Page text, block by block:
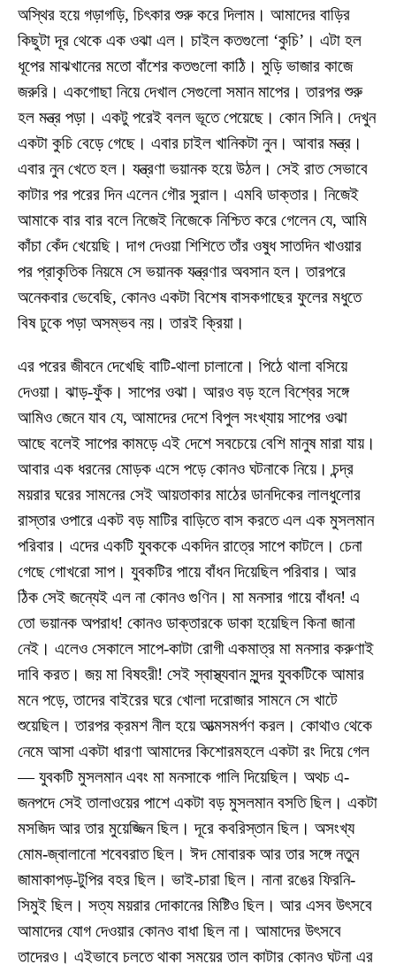
অস্থির হয়ে গড়াগড়ি, চিৎকার শুরু করে দিলাম। আমাদের বাড়ির
কিছুটা দূর থেকে এক ওঝা এল। চাইল কতগুলো ‘কুচি’। এটা হল
ধূপের মাঝখানের মতো বাঁশের কতগুলো কাঠি। মুড়ি ভাজার কাজে
জরুরি। একগোছা নিয়ে দেখাল সেগুলো সমান মাপের। তারপর শুরু
হল মন্ত্র পড়া। একটু পরেই বলল ভূতে পেয়েছে। কোন সিনি। দেখুন
একটা কুচি বেড়ে গেছে। এবার চাইল খানিকটা নুন। আবার মন্ত্র।
এবার নুন খেতে হল। যন্ত্রণা ভয়ানক হয়ে উঠল। সেই রাত সেভাবে
কাটার পর পরের দিন এলেন গৌর সুরাল। এমবি ডাক্তার। নিজেই
আমাকে বার বার বলে নিজেই নিজেকে নিশ্চিত করে গেলেন যে, আমি
কাঁচা কেঁদ খেয়েছি। দাগ দেওয়া শিশিতে তাঁর ওষুধ সাতদিন খাওয়ার
পর প্রাকৃতিক নিয়মে সে ভয়ানক যন্ত্রণার অবসান হল। তারপরে
অনেকবার ভেবেছি, কোনও একটা বিশেষ বাসকগাছের ফুলের মধুতে
বিষ ঢুকে পড়া অসম্ভব নয়। তারই ক্রিয়া।
এর পরের জীবনে দেখেছি বাটি-থালা চালানো। পিঠে থালা বসিয়ে
দেওয়া। ঝাড়-ফুঁক। সাপের ওঝা। আরও বড় হলে বিশ্বের সঙ্গে
আমিও জেনে যাব যে, আমাদের দেশে বিপুল সংখ্যায় সাপের ওঝা
আছে বলেই সাপের কামড়ে এই দেশে সবচেয়ে বেশি মানুষ মারা যায়।
আবার এক ধরনের মোড়ক এসে পড়ে কোনও ঘটনাকে নিয়ে। চন্দ্র
ময়রার ঘরের সামনের সেই আয়তাকার মাঠের ডানদিকের লালধুলোর
রাস্তার ওপারে একট বড় মাটির বাড়িতে বাস করতে এল এক মুসলমান
পরিবার। এদের একটি যুবককে একদিন রাত্রে সাপে কাটলে। চেনা
গেছে গোখরো সাপ। যুবকটির পায়ে বাঁধন দিয়েছিল পরিবার। আর
ঠিক সেই জন্যেই এল না কোনও গুণিন। মা মনসার গায়ে বাঁধন! এ
তো ভয়ানক অপরাধ! কোনও ডাক্তারকে ডাকা হয়েছিল কিনা জানা
নেই। এলেও সেকালে সাপে-কাটা রোগী একমাত্র মা মনসার করুণাই
দাবি করত। জয় মা বিষহরী! সেই স্বাস্থ্যবান সুন্দর যুবকটিকে আমার
মনে পড়ে, তাদের বাইরের ঘরে খোলা দরোজার সামনে সে খাটে
শুয়েছিল। তারপর ক্রমশ নীল হয়ে আত্মসমর্পণ করল। কোথাও থেকে
নেমে আসা একটা ধারণা আমাদের কিশোরমহলে একটা রং দিয়ে গেল
— যুবকটি মুসলমান এবং মা মনসাকে গালি দিয়েছিল। অথচ এ-
জনপদে সেই তালাওয়ের পাশে একটা বড় মুসলমান বসতি ছিল। একটা
মসজিদ আর তার মুয়েজ্জিন ছিল। দূরে কবরিস্তান ছিল। অসংখ্য
মোম-জ্বালানো শবেবরাত ছিল। ঈদ মোবারক আর তার সঙ্গে নতুন
জামাকাপড়-টুপির বহর ছিল। ভাই-চারা ছিল। নানা রঙের ফিরনি-
সিমুই ছিল। সত্য ময়রার দোকানের মিষ্টিও ছিল। আর এসব উৎসবে
আমাদের যোগ দেওয়ার কোনও বাধা ছিল না। আমাদের উৎসবে
তাদেরও। এইভাবে চলতে থাকা সময়ের তাল কাটার কোনও ঘটনা এর